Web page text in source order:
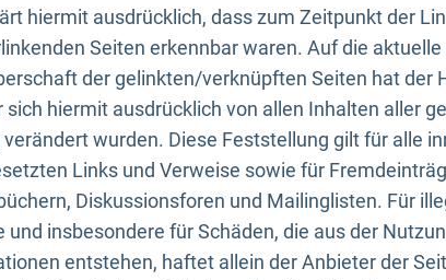
hiermit ausdrücklich, dass zum Zeitpunkt der
Seiten erkennbar waren. Auf die
der gelinkten/verknüpften Seiten hat der
sich hiermit ausdrücklich von allen Inhalten aller
wurden. Diese Feststellung gilt für alle
Links und Verweise sowie für
Diskussionsforen und Mailinglisten. Für
und insbesondere für Schäden, die aus der
entstehen, haftet allein der Anbieter der